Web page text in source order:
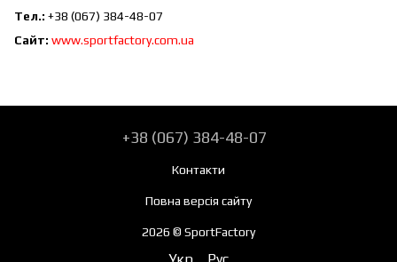
Тел.: +38 (067) 384-48-07
Cайт: www.sportfactory.com.ua
+38 (067) 384-48-07
Контакти
Повна версія сайту
2026 © SportFactory